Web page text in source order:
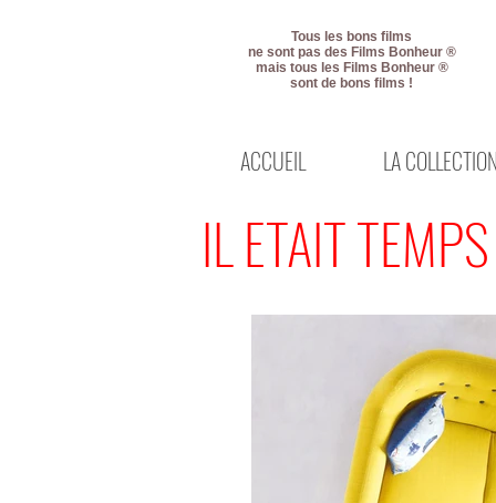
Tous les bons films
ne sont pas des Films Bonheur ®
mais tous les Films Bonheur ®
sont de bons films !
ACCUEIL LA COLLECTION
IL ETAIT TEMPS